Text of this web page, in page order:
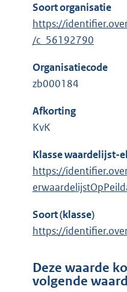
Soort organisatie
https://
/c_56192790
Organisatiecode
zb000184
Afkorting
KvK
Klasse waardelijst-
https://
Soort (klasse)
https://
Deze waarde
volgende